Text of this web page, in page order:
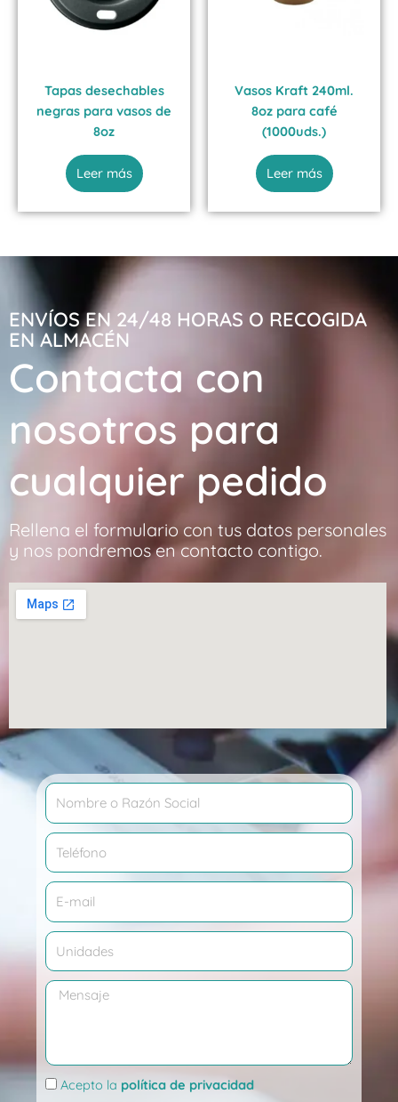
Tapas desechables
negras para vasos de
8oz
Leer más
Vasos Kraft 240ml.
8oz para café
(1000uds.)
Leer más
ENVÍOS EN 24/48 HORAS O RECOGIDA
EN ALMACÉN
Contacta con
nosotros para
cualquier pedido
Rellena el formulario con tus datos personales
y nos pondremos en contacto contigo.
Nombre
Teléfono
Correo
electrónico
Cantidad
Mensaje
Acepto la política de privacidad